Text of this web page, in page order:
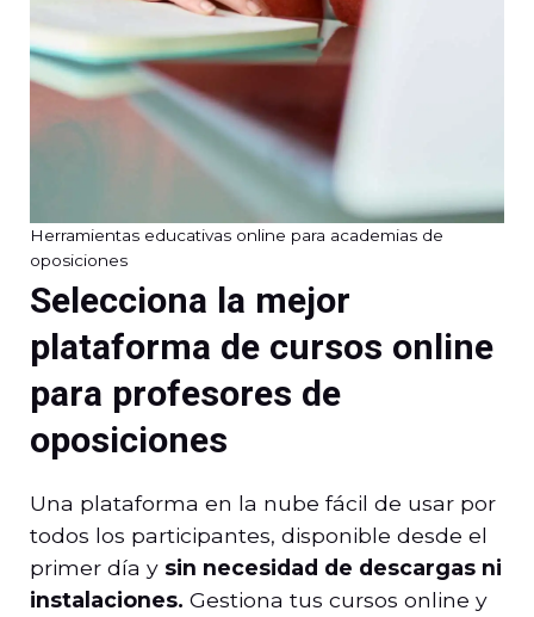
Herramientas educativas online para academias de
oposiciones
Selecciona la mejor
plataforma de cursos online
para profesores de
oposiciones
Una plataforma en la nube fácil de usar por
todos los participantes, disponible desde el
primer día y sin necesidad de descargas ni
instalaciones. Gestiona tus cursos online y